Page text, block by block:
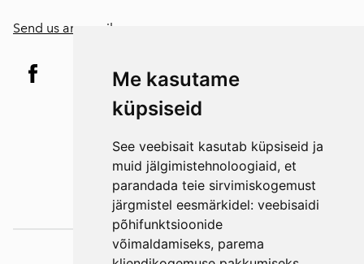
Me kasutame
küpsiseid
See veebisait kasutab küpsiseid ja
muid jälgimistehnoloogiaid, et
parandada teie sirvimiskogemust
järgmistel eesmärkidel: veebisaidi
põhifunktsioonide
võimaldamiseks, parema
Send us an email
Väljaotsa